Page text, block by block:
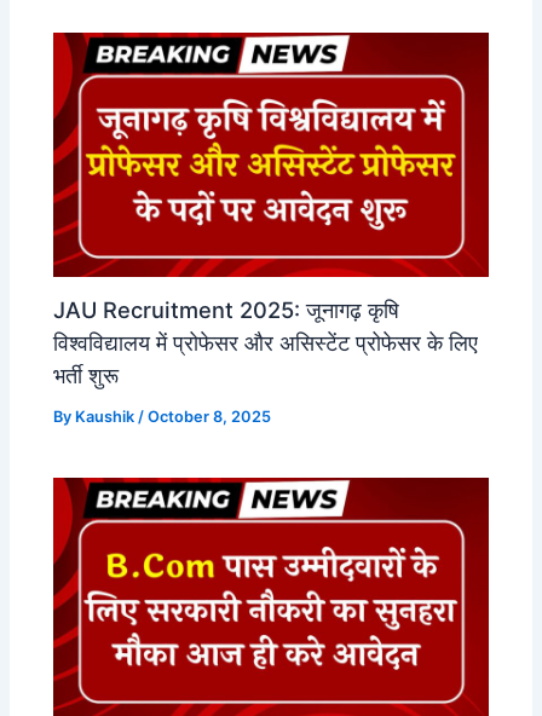
JAU Recruitment 2025: जूनागढ़ कृषि
विश्वविद्यालय में प्रोफेसर और असिस्टेंट प्रोफेसर के लिए
भर्ती शुरू
By Kaushik/October 8, 2025